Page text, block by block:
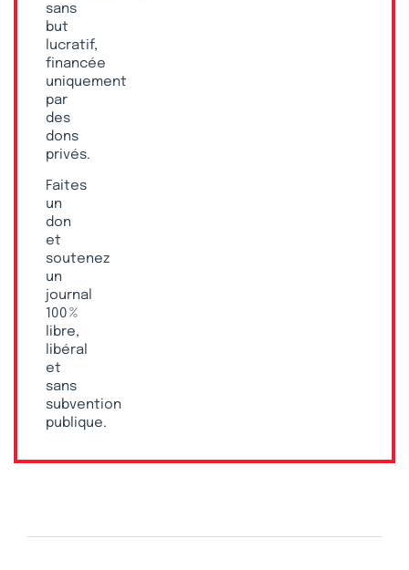
sans
but
lucratif,
financée
uniquement
par
des
dons
privés.
Faites
un
don
et
soutenez
un
journal
100 %
libre,
libéral
et
sans
subvention
publique.